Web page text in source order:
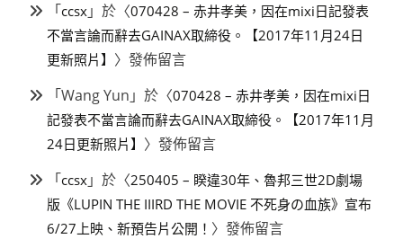
「ccsx 」於〈070428 – 赤井孝美，因在mixi日記發表
不當言論而辭去GAINAX取締役。【2017年11月24日
更新照片】 〉發佈留言
「Wang Yun 」於〈070428 – 赤井孝美，因在mixi日
記發表不當言論而辭去GAINAX取締役。【2017年11月
24日更新照片】 〉發佈留言
「ccsx 」於〈250405 – 睽違30年、魯邦三世2D劇場
版《LUPIN THE IIIRD THE MOVIE 不死身の血族》宣布
6/27上映、新預告片公開！ 〉發佈留言